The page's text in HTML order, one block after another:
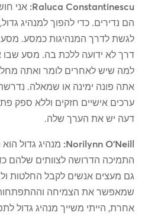
Raluca Constantinescu: אני
הם נדירים. כדי להפוך למנהיג
לגשת לדרך המנהיגות כמסע. מסע
דרך לא ידועה ללכת בה. מסע שבו
למה שיש לאחרים לומר ואתה
אתה פונה ימינה או שמאלה.
ערכים אישיים חזקים וללא ספק
דעה יש את הערך שלה.
Norilynn O'Neill: מנהיג גדול
התמיכה הדרושה לצוותים שלהם
גם מעצים אנשים לקבל החלטות
שמאפשר את הצמיחה
אחרת, הייתי משייך מנהיג גדול